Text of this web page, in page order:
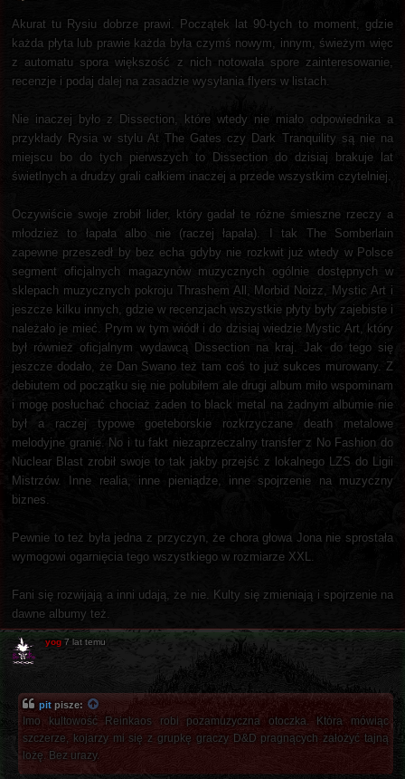
Akurat tu Rysiu dobrze prawi. Początek lat 90-tych to moment, gdzie
każda płyta lub prawie każda była czymś nowym, innym, świeżym więc
z automatu spora większość z nich notowała spore zainteresowanie,
recenzje i podaj dalej na zasadzie wysyłania flyers w listach.
Nie inaczej było z Dissection, które wtedy nie miało odpowiednika a
przykłady Rysia w stylu At The Gates czy Dark Tranquility są nie na
miejscu bo do tych pierwszych to Dissection do dzisiaj brakuje lat
świetlnych a drudzy grali całkiem inaczej a przede wszystkim czytelniej.
Oczywiście swoje zrobił lider, który gadał te różne śmieszne rzeczy a
młodzież to łapała albo nie (raczej łapała). I tak The Somberlain
zapewne przeszedł by bez echa gdyby nie rozkwit już wtedy w Polsce
segment oficjalnych magazynów muzycznych ogólnie dostępnych w
sklepach muzycznych pokroju Thrashem All, Morbid Noizz, Mystic Art i
jeszcze kilku innych, gdzie w recenzjach wszystkie płyty były zajebiste i
należało je mieć. Prym w tym wiódł i do dzisiaj wiedzie Mystic Art, który
był również oficjalnym wydawcą Dissection na kraj. Jak do tego się
jeszcze dodało, że Dan Swano też tam coś to już sukces murowany. Z
debiutem od początku się nie polubiłem ale drugi album miło wspominam
i mogę posłuchać chociaż żaden to black metal na żadnym albumie nie
był a raczej typowe goeteborskie rozkrzyczane death metalowe
melodyjne granie. No i tu fakt niezaprzeczalny transfer z No Fashion do
Nuclear Blast zrobił swoje to tak jakby przejść z lokalnego LZS do Ligii
Mistrzów. Inne realia, inne pieniądze, inne spojrzenie na muzyczny
biznes.
Pewnie to też była jedna z przyczyn, że chora głowa Jona nie sprostała
wymogowi ogarnięcia tego wszystkiego w rozmiarze XXL.
Fani się rozwijają a inni udają, że nie. Kulty się zmieniają i spojrzenie na
dawne albumy też.
yog 7 lat temu
pit pisze:
Imo kultowość Reinkaos robi pozamuzyczna otoczka. Która mówiąc
szczerze, kojarzy mi się z grupkę graczy D&D pragnących założyć tajną
lożę. Bez urazy.